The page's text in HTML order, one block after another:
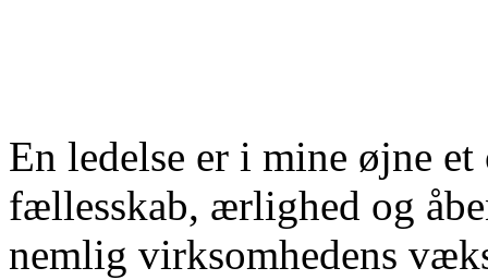
En ledelse er i mine øjne
fællesskab, ærlighed og
nemlig virksomhedens